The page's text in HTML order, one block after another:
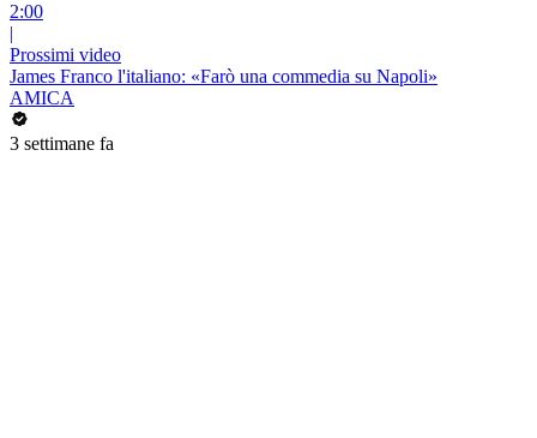
2:00
|
Prossimi video
James Franco l'italiano: «Farò una commedia su Napoli»
AMICA
3 settimane fa